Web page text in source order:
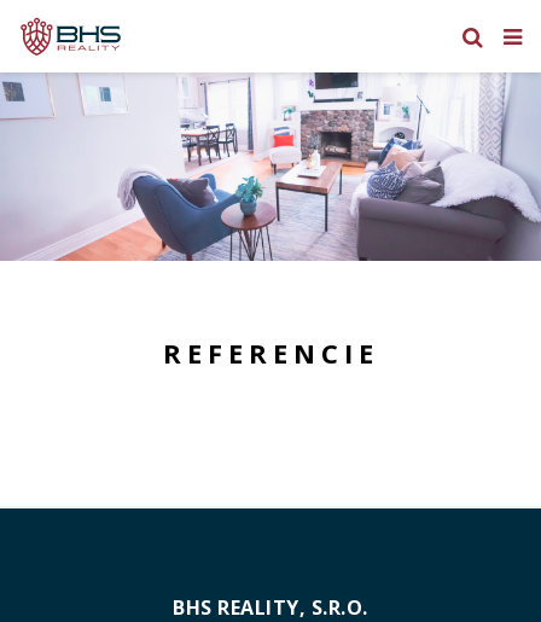
REFERENCIE
BHS REALITY, S.R.O.